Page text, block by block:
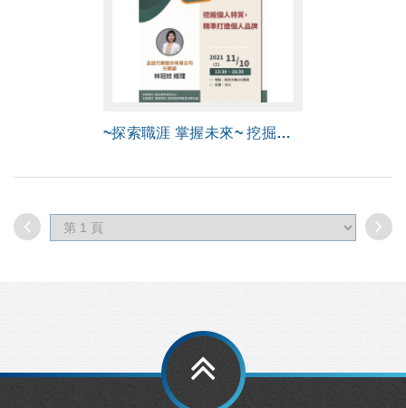
~探索職涯 掌握未來~ 挖掘個人特質一個人品牌